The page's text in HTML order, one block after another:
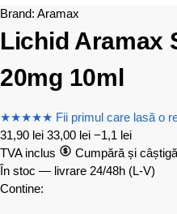
Brand: Aramax
Lichid Aramax
20mg 10ml
★★★★★ Fii primul care lasă o
31,90 lei 33,00 lei −1,1 lei
TVA inclus
Cumpără și câștigă
În stoc — livrare 24/48h (L-V)
Contine: